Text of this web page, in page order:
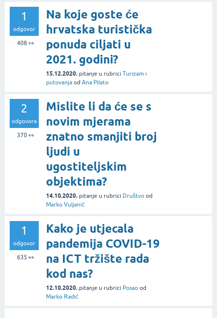
1
odgovor
408 👀
Na koje goste će
hrvatska turistička
ponuda ciljati u
2021. godini?
15.12.2020. pitanje u rubrici Turizam i
putovanja od Ana Pilato
2
odgovora
370👀
Mislite li da će se s
novim mjerama
znatno smanjiti broj
ljudi u
ugostiteljskim
objektima?
14.10.2020. pitanje u rubrici Društvo od
Marko Vuljanić
1
odgovor
635 👀
Kako je utjecala
pandemija COVID-19
na ICT tržište rada
kod nas?
12.10.2020. pitanje u rubrici Posao od
Marko Radić